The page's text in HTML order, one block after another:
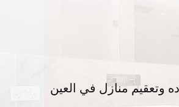
وتعقيم منازل في العين